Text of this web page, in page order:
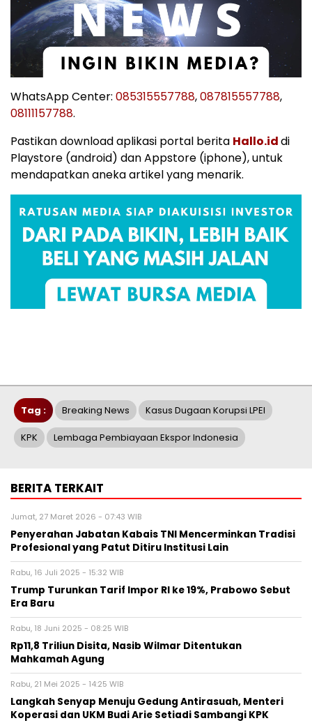
WhatsApp Center: 085315557788,087815557788,
08111157788.
Pastikan download aplikasi portal berita Hallo.iddi
Playstore (android) dan Appstore (iphone), untuk
mendapatkan aneka artikel yang menarik.
Tag : Breaking News Kasus Dugaan Korupsi LPEI
KPK Lembaga Pembiayaan Ekspor Indonesia
BERITA TERKAIT
Jumat, 27 Maret 2026 - 07:43 WIB
Penyerahan Jabatan Kabais TNI Mencerminkan Tradisi
Profesional yang Patut Ditiru Institusi Lain
Rabu, 16 Juli 2025 - 15:32 WIB
Trump Turunkan Tarif Impor RI ke 19%, Prabowo Sebut
Era Baru
Rabu, 18 Juni 2025 - 08:25 WIB
Rp11,8 Triliun Disita, Nasib Wilmar Ditentukan
Mahkamah Agung
Rabu, 21 Mei 2025 - 14:25 WIB
Langkah Senyap Menuju Gedung Antirasuah, Menteri
Koperasi dan UKM Budi Arie Setiadi Sambangi KPK